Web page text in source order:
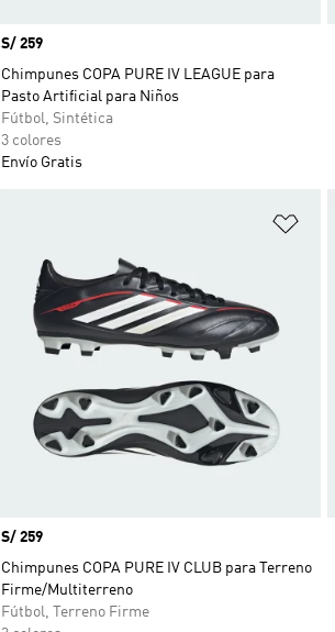
Precio
S/ 259
Chimpunes COPA PURE IV LEAGUE para
Pasto Artificial para Niños
Fútbol, Sintética
3 colores
Envío Gratis
Precio
S/ 259
Chimpunes COPA PURE IV CLUB para Terreno
Firme/Multiterreno
Fútbol, Terreno Firme